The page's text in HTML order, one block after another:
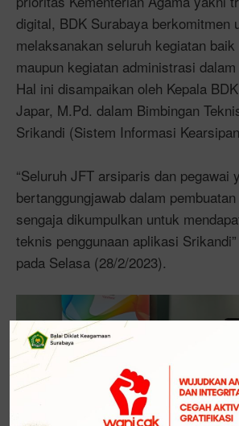
digital, BDK Surabaya berkomitmen
melaksanakan seluruh kegiatan baik
maupun kegiatan administrasi
Hal ini disampaikan oleh Kepala
Japar, M.Pd. dalam Bimbingan
Srikandi (Sistem Informasi
“Seluruh JFT arsiparis dan pegawai
bertanggungjawab dalam
sengaja dikumpulkan untuk
teknis penggunaan aplikasi
pada Selasa (28/2/2023).